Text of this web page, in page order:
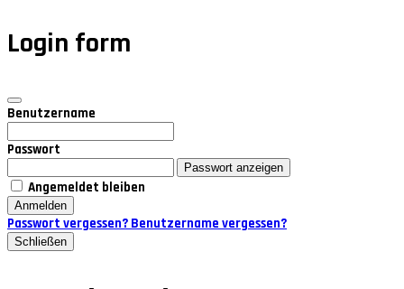
Login form
Benutzername
Passwort
Passwort anzeigen
Angemeldet bleiben
Anmelden
Passwort vergessen? Benutzername vergessen?
Schließen